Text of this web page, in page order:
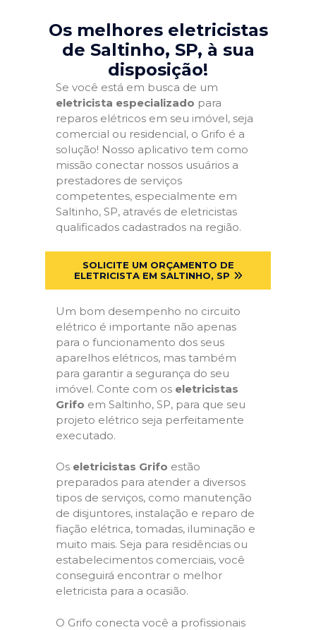
Os melhores eletricistas
de Saltinho, SP, à sua
disposição!
Se você está em busca de um
eletricista especializado para
reparos elétricos em seu imóvel, seja
comercial ou residencial, o Grifo é a
solução! Nosso aplicativo tem como
missão conectar nossos usuários a
prestadores de serviços
competentes, especialmente em
Saltinho, SP, através de eletricistas
qualificados cadastrados na região.
SOLICITE UM ORÇAMENTO DE
ELETRICISTA EM SALTINHO, SP
Um bom desempenho no circuito
elétrico é importante não apenas
para o funcionamento dos seus
aparelhos elétricos, mas também
para garantir a segurança do seu
imóvel. Conte com os eletricistas
Grifo em Saltinho, SP, para que seu
projeto elétrico seja perfeitamente
executado.
Os eletricistas Grifo estão
preparados para atender a diversos
tipos de serviços, como manutenção
de disjuntores, instalação e reparo de
fiação elétrica, tomadas, iluminação e
muito mais. Seja para residências ou
estabelecimentos comerciais, você
conseguirá encontrar o melhor
eletricista para a ocasião.
O Grifo conecta você a profissionais